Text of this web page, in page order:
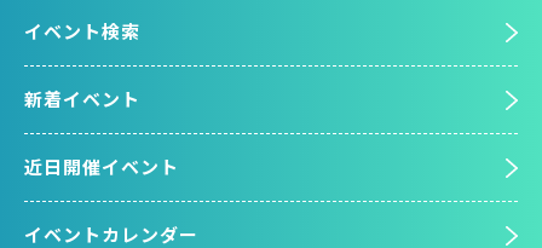
イベント検索
新着イベント
近日開催イベント
イベントカレンダー